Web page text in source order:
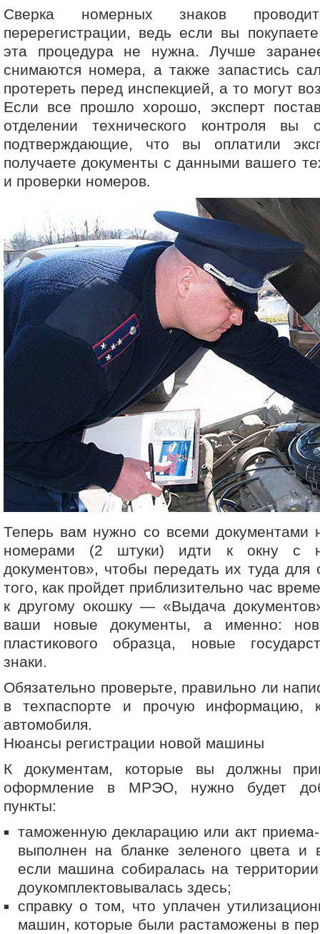
Сверка номерных знаков
перерегистрации, ведь если вы
эта процедура не нужна. Лучше
снимаются номера, а также запастись
протереть перед инспекцией, а то могут
Если все прошло хорошо, эксперт
отделении технического контроля вы
подтверждающие, что вы оплатили
получаете документы с данными вашего
и проверки номеров.
Теперь вам нужно со всеми документами
номерами (2 штуки) идти к окну с
документов», чтобы передать их туда
того, как пройдет приблизительно час
к другому окошку — «Выдача
ваши новые документы, а именно:
пластикового образца, новые
знаки.
Обязательно проверьте, правильно ли
в техпаспорте и прочую информацию,
автомобиля.
Нюансы регистрации новой машины
К документам, которые вы должны
оформление в МРЭО, нужно будет
пункты:
таможенную декларацию или акт
выполнен на бланке зеленого цвета и
если машина собиралась на
доукомплектовывалась здесь;
справку о том, что уплачен
машин, которые были растаможены в